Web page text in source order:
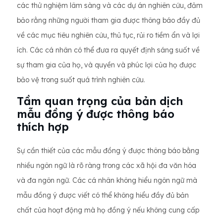
các thử nghiệm lâm sàng và các dự án nghiên cứu, đảm
bảo rằng những người tham gia được thông báo đầy đủ
về các mục tiêu nghiên cứu, thủ tục, rủi ro tiềm ẩn và lợi
ích. Các cá nhân có thể đưa ra quyết định sáng suốt về
sự tham gia của họ, và quyền và phúc lợi của họ được
bảo vệ trong suốt quá trình nghiên cứu.
Tầm quan trọng của bản dịch
mẫu đồng ý được thông báo
thích hợp
Sự cần thiết của các mẫu đồng ý được thông báo bằng
nhiều ngôn ngữ là rõ ràng trong các xã hội đa văn hóa
và đa ngôn ngữ. Các cá nhân không hiểu ngôn ngữ mà
mẫu đồng ý được viết có thể không hiểu đầy đủ bản
chất của hoạt động mà họ đồng ý nếu không cung cấp